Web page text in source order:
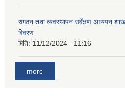
संगठन तथा व्यवस्थापन सर्वेक्षण अध्ययन
विवरण
मिति: 11/12/2024 - 11:16
more